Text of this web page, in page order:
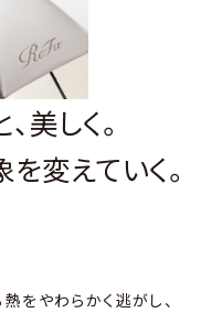
美しく。
変えていく。
をやわらかく逃がし、